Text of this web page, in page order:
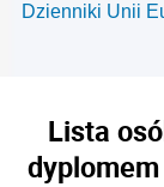
Dzienniki Unii
Lista